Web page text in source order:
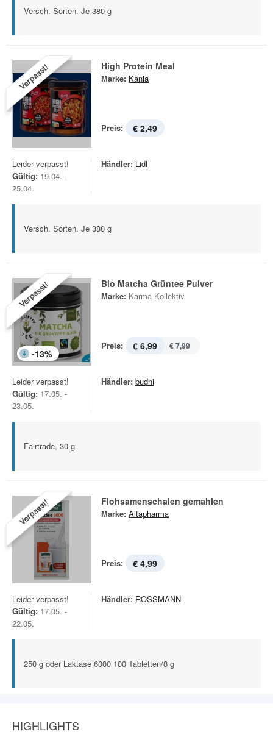
Versch. Sorten. Je 380 g
Verpasst! High Protein Meal
Marke: Kania
Preis: € 2,49
Leider verpasst!
Gültig: 19.04. -
25.04.
Händler: Lidl
Versch. Sorten. Je 380 g
Verpasst!
-13%
Bio Matcha Grüntee Pulver
Marke: Karma Kollektiv
Preis: € 6,99 € 7,99
Leider verpasst!
Gültig: 17.05. -
23.05.
Händler: budni
Fairtrade, 30 g
Verpasst! Flohsamenschalen gemahlen
Marke: Altapharma
Preis: € 4,99
Leider verpasst!
Gültig: 17.05. -
22.05.
Händler: ROSSMANN
250 g oder Laktase 6000 100 Tabletten/8 g
HIGHLIGHTS